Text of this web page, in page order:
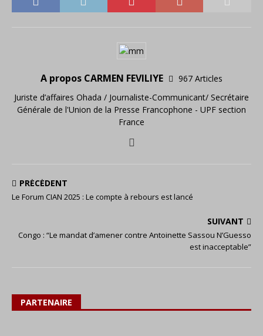
A propos CARMEN FEVILIYE
967 Articles
Juriste d’affaires Ohada / Journaliste-Communicant/ Secrétaire
Générale de l'Union de la Presse Francophone - UPF section
France
PRÉCÉDENT
Le Forum CIAN 2025 : Le compte à rebours est lancé
SUIVANT
Congo : “Le mandat d’amener contre Antoinette Sassou N’Guesso
est inacceptable”
PARTENAIRE